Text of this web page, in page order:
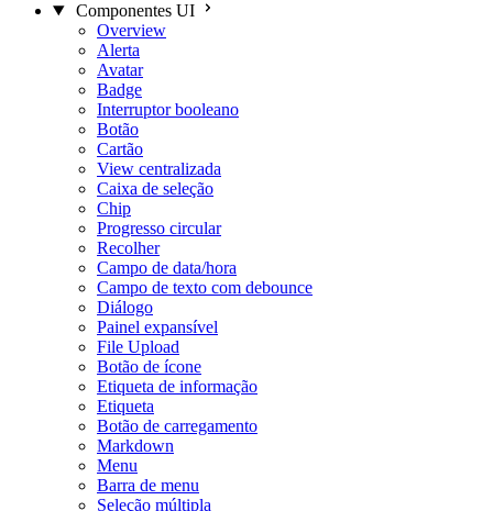
Componentes UI
Overview
Alerta
Avatar
Badge
Interruptor booleano
Botão
Cartão
View centralizada
Caixa de seleção
Chip
Progresso circular
Recolher
Campo de data/hora
Campo de texto com debounce
Diálogo
Painel expansível
File Upload
Botão de ícone
Etiqueta de informação
Etiqueta
Botão de carregamento
Markdown
Menu
Barra de menu
Seleção múltipla